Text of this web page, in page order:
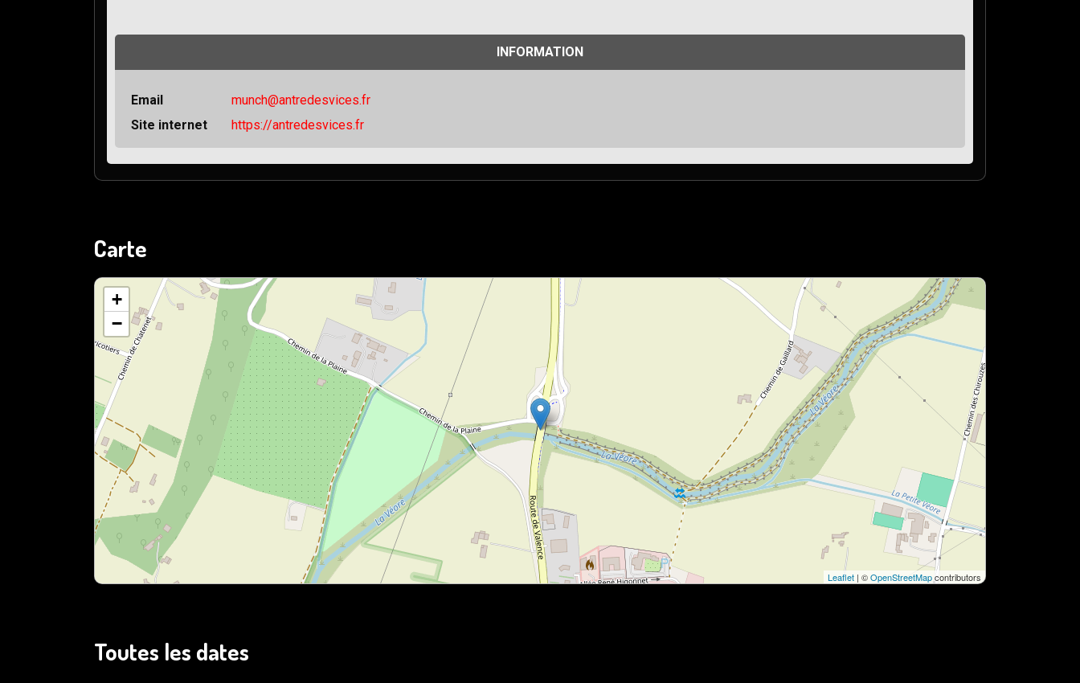
INFORMATION
Email
munch@antredesvices.fr
Site internet
https://antredesvices.fr
Carte
+
−
Leaflet | ©OpenStreetMapcontributors
Toutes les dates